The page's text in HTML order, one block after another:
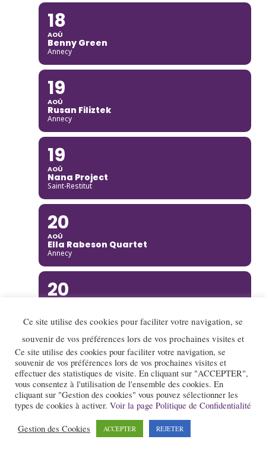
18
AOÛ
Benny Green
Annecy
19
AOÛ
Rusan Filiztek
Annecy
19
AOÛ
Nana Project
Saint-Restitut
20
AOÛ
Ella Rabeson Quartet
Annecy
20
Donzère
20
AOÛ
Carmen Bradford Quartet
Annecy
21
Ce site utilise des cookies pour faciliter votre navigation, se
souvenir de vos préférences lors de vos prochaines visites et
Ce site utilise des cookies pour faciliter votre navigation, se
souvenir de vos préférences lors de vos prochaines visites et
effectuer des statistiques de visite. En cliquant sur "ACCEPTER",
vous consentez à l'utilisation de l'ensemble des cookies. En
cliquant sur "Gestion des cookies" vous pouvez sélectionner les
types de cookies à activer. Voir la page Politique de Confidentialité
Gestion des Cookies ACCEPTER REJETER